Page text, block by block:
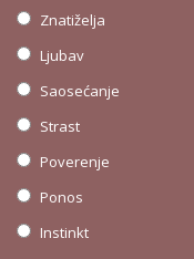
Znatiželja
Ljubav
Saosećanje
Strast
Poverenje
Ponos
Instinkt